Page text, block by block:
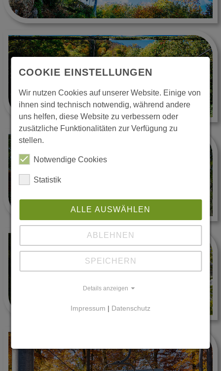
COOKIE EINSTELLUNGEN
Wir nutzen Cookies auf unserer Website. Einige von
ihnen sind technisch notwendig, während andere
uns helfen, diese Website zu verbessern oder
zusätzliche Funktionalitäten zur Verfügung zu
stellen.
Notwendige Cookies
Statistik
ALLE AUSWÄHLEN
ABLEHNEN
SPEICHERN
Details anzeigen
Impressum | Datenschutz